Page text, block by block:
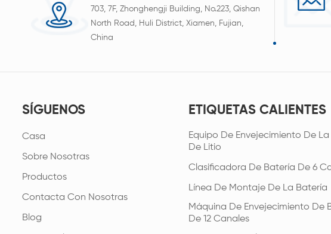
703, 7F, Zhonghengji Building, No.223, Qishan
North Road, Huli District, Xiamen, Fujian,
China
SÍGUENOS
Casa
Sobre Nosotras
Productos
Contacta Con Nosotras
Blog
ETIQUETAS CALIENTES
Equipo De Envejecimiento De
De Litio
Clasificadora De Batería De 6
Línea De Montaje De La Batería
Máquina De Envejecimiento De
De 12 Canales